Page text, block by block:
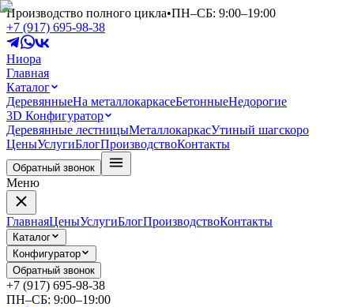
Производство полного цикла•ПН–СБ: 9:00–19:00
+7 (917) 695-98-38
Ниора
Главная
Каталог
ДеревянныеНа металлокаркасеБетонныеНедорогие
3D Конфигуратор
Деревянные лестницыМеталлокаркасУтиный шагскоро
ЦеныУслугиБлогПроизводствоКонтакты
Обратный звонок
Меню
ГлавнаяЦеныУслугиБлогПроизводствоКонтакты
Каталог
Конфигуратор
Обратный звонок
+7 (917) 695-98-38
ПН–СБ: 9:00–19:00